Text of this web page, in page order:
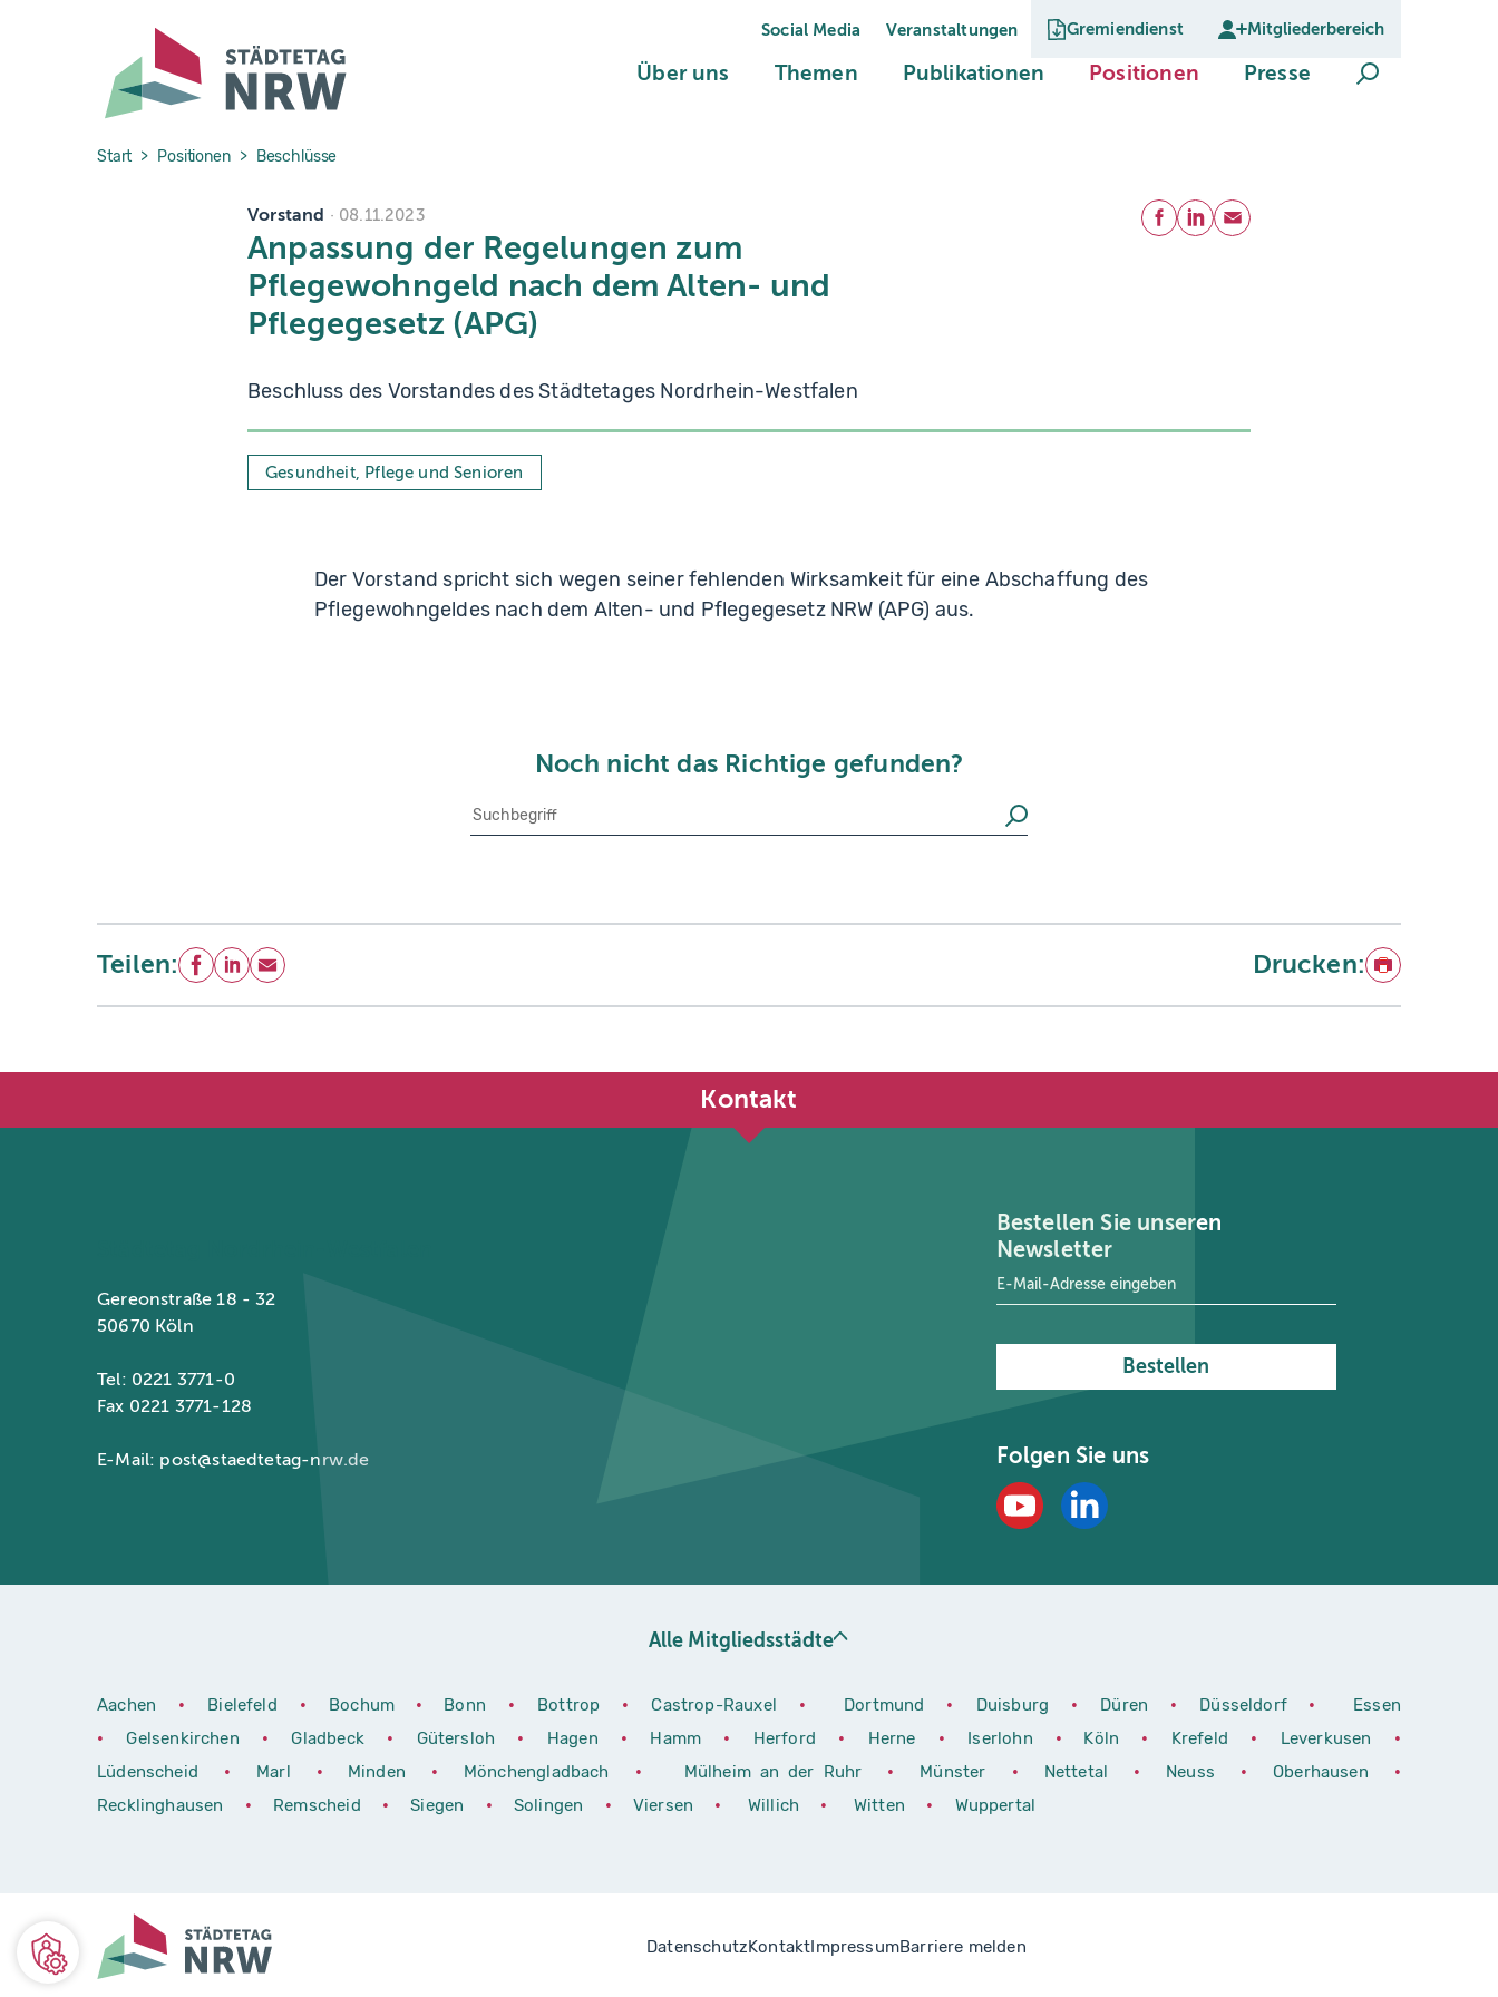
Social Media Veranstaltungen Gremiendienst Mitgliederbereich
Über uns (current)
Themen(current)Publikationen (current)Positionen(current)
Presse (current)Suche öffnen
You are here:
Start Positionen Beschlüsse
Vorstand 08.11.2023
Anpassung der Regelungen zum
Pflegewohngeld nach dem Alten- und
Pflegegesetz (APG)
Beschluss des Vorstandes des Städtetages Nordrhein-Westfalen
Teilen
Facebook
LinkedIn
E-Mail
Gesundheit, Pflege und Senioren
Der Vorstand spricht sich wegen seiner fehlenden Wirksamkeit für eine Abschaffung des
Pflegewohngeldes nach dem Alten- und Pflegegesetz NRW (APG) aus.
Noch nicht das Richtige gefunden?
Suche Suchen
Teilen: Facebook
LinkedIn
E-Mail Drucken: Drucken
Kontakt
Gereonstraße 18 - 32
50670 Köln
Tel: 0221 3771-0
Fax 0221 3771-128
E-Mail: post@staedtetag-nrw.de
Bestellen Sie unseren
Newsletter
E-Mail-Adresse
Bestellen
Folgen Sie uns
Alle Mitgliedsstädte
Aachen • Bielefeld • Bochum • Bonn • Bottrop • Castrop-Rauxel • Dortmund • Duisburg • Düren • Düsseldorf •
Essen
•
Gelsenkirchen • Gladbeck • Gütersloh • Hagen • Hamm • Herford • Herne • Iserlohn • Köln • Krefeld • Leverkusen
•
Lüdenscheid
• Marl • Minden • Mönchengladbach • Mülheim an der Ruhr • Münster • Nettetal • Neuss • Oberhausen
•
Recklinghausen
• Remscheid • Siegen • Solingen • Viersen • Willich • Witten • Wuppertal
DatenschutzKontaktImpressumBarriere melden